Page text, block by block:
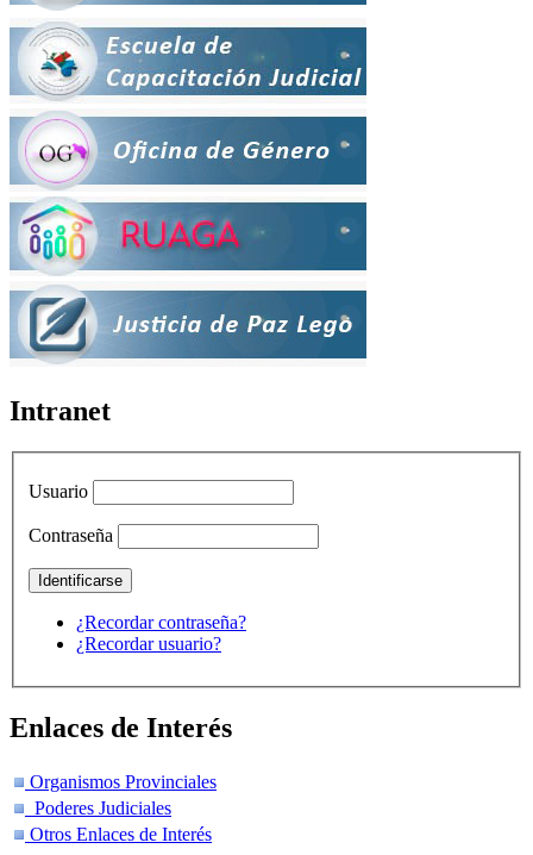
Intranet
Usuario
Contraseña
¿Recordar contraseña?
¿Recordar usuario?
Enlaces de Interés
Organismos Provinciales
Poderes Judiciales
Otros Enlaces de Interés